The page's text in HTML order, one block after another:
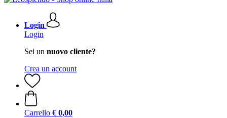
Login
Login
Sei un nuovo cliente?
Crea un account
Carrello € 0,00